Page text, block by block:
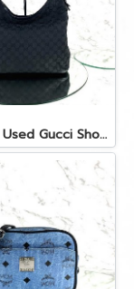
MP-10533 Used Gucci Shoulder Bag GG Black Canvas Shw